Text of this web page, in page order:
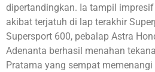
dipertandingkan. Ia tampil
akibat terjatuh di lap terakhir
Supersport 600, pebalap Astra
Adenanta berhasil menahan
Pratama yang sempat memenangi